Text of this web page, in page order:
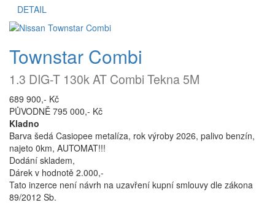
DETAIL
Townstar Combi
1.3 DIG-T 130k AT Combi Tekna 5M
689 900,- Kč
PŮVODNĚ 795 000,- Kč
Kladno
Barva šedá Casiopee metalíza, rok výroby 2026, palivo benzín,
najeto 0km, AUTOMAT!!!
Dodání skladem,
Dárek v hodnotě 2.000,-
Tato inzerce není návrh na uzavření kupní smlouvy dle zákona
89/2012 Sb.